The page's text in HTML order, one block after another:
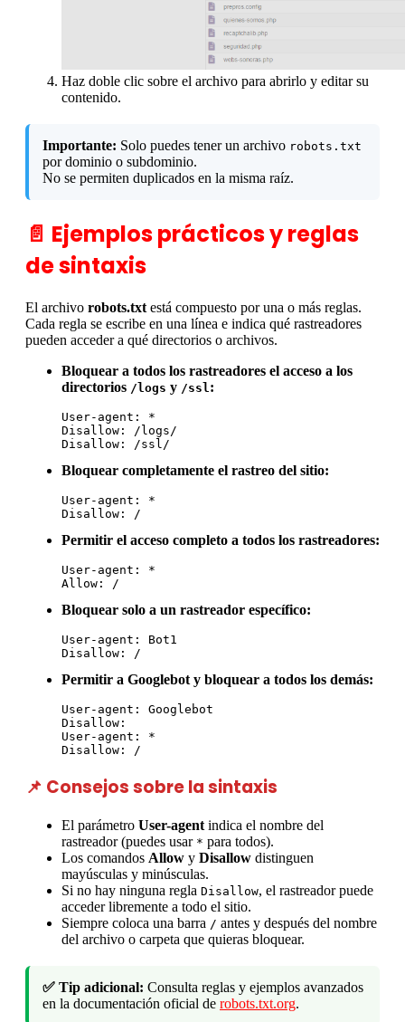
Haz doble clic sobre el archivo para abrirlo y editar su
contenido.
Importante: Solo puedes tener un archivo robots.txt
por dominio o subdominio.
No se permiten duplicados en la misma raíz.
📄 Ejemplos prácticos y reglas
de sintaxis
El archivo robots.txt está compuesto por una o más reglas.
Cada regla se escribe en una línea e indica qué rastreadores
pueden acceder a qué directorios o archivos.
Bloquear a todos los rastreadores el acceso a los
directorios /logs y /ssl:
User-agent: *
Disallow: /logs/
Disallow: /ssl/
Bloquear completamente el rastreo del sitio:
User-agent: *
Disallow: /
Permitir el acceso completo a todos los rastreadores:
User-agent: *
Allow: /
Bloquear solo a un rastreador específico:
User-agent: Bot1
Disallow: /
Permitir a Googlebot y bloquear a todos los demás:
User-agent: Googlebot
Disallow:
User-agent: *
Disallow: /
📌 Consejos sobre la sintaxis
El parámetro User-agent indica el nombre del
rastreador (puedes usar * para todos).
Los comandos Allow y Disallow distinguen
mayúsculas y minúsculas.
Si no hay ninguna regla Disallow, el rastreador puede
acceder libremente a todo el sitio.
Siempre coloca una barra / antes y después del nombre
del archivo o carpeta que quieras bloquear.
✅ Tip adicional: Consulta reglas y ejemplos avanzados
en la documentación oficial de robots.txt.org.